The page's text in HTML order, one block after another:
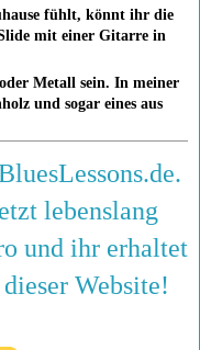
fühlt, könnt ihr die
mit einer Gitarre in
Metall sein. In meiner
und sogar eines aus
lebenslang
und ihr erhaltet
Website!